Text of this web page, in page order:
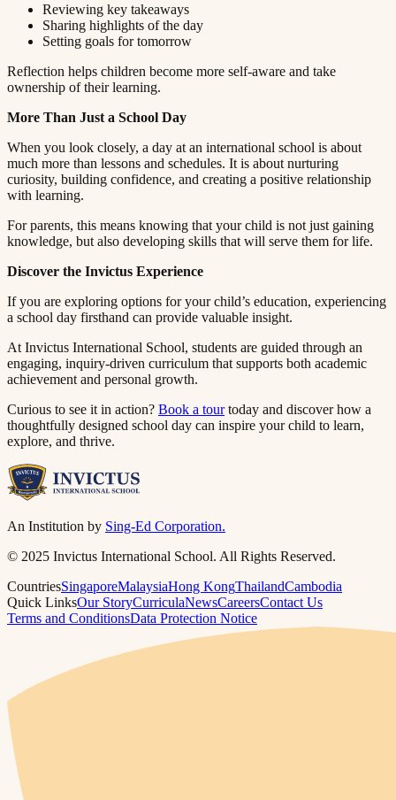
Reviewing key takeaways​​​​‌ ‍ ​‍​‍‌‍ ‌ ​‍‌‍‍‌‌‍‌ ‌‍‍‌‌‍ ‍​‍​‍​ ‍‍​‍​‍‌ ​ ‌‍​‌‌‍ ‍‌‍‍‌‌ ‌​‌ ‍‌​‍ ‍‌‍‍‌‌‍ ​‍​‍​‍ ​​‍​‍‌‍‍​‌ ​‍‌‍‌‌‌‍‌‍​‍​‍​ ‍‍​‍​‍​‍ ‌ ​ ‌ ‌​‌ ‌‌‌‍‌​‌‍‍‌‌‍ ​‍ ‌‍‍‌‌‍ ‍‌ ‌​‌‍‌‌‌‍ ‍‌ ‌​​‍ ‌‍‌‌‌‍‌​‌‍‍‌‌ ‌​​‍ ‌‍ ‌‌‍ ‌‍‌​‌‍‌‌​ ‌‌ ​​‌ ​‍‌‍‌‌‌ ​ ‌‍‌‌‌‍ ‍‌ ‌​‌‍​‌‌ ‌​‌‍‍‌‌‍ ‌‍ ‍​ ‍ ‌‍‍‌‌‍‌​​ ‌​ ‌‍‌‍‌​​ ‌ ‌‍​ ​ ​‍‌‍‌‍​ ‍‌​ ​‍​‍ ‌​ ‌‍​ ‌ ​ ​‌​ ‌‌​‍ ‌​ ‌​​ ​‌‌‍‌‌​ ​‍​‍ ‌​ ‍​​ ‌ ‌‍‌‌​ ‌‌​‍ ‌‌‍‌‍‌‍‌‌‌‍‌‍‌‍​‍​ ‍‌‌‍​‍​ ​​​ ‌ ‌‍‌‌‌‍​ ​ ‍​​ ‌‍​ ‍ ‌ ‌​‌ ‍‌‌ ​​‌‍‌‌​ ‌‌‍ ‍‌‍‌‌‌ ‌ ‌ ​ ​ ‍ ‌ ​​‌‍​‌‌ ‌​‌‍‍​​ ‌‌‍​ ‌‍ ‌‍ ‍‌ ‌​‌‍‌‌‌‍ ‍‌ ‌​​‍‌‌​ ‌‌‌​​‍‌‌ ‌‍‍ ‌‍‌‌‌ ‍‌​‍‌‌​ ​ ‌​‌​​‍‌‌​ ​ ‌​‌​​‍‌‌​ ​‍​ ​‍‌‍​‍​ ​ ‌‍‌​​ ‌​‌‍​‍​ ‌‍‌‍​‌‌‍​ ​ ‌ ​ ‌‍​ ‍‌​ ​‍​‍‌‌​ ​‍​ ​‍​‍‌‌​ ‌‌‌​‌​​‍ ‍‌‍​ ‌‍‍​‌‍‍‌‌‍ ​‌‍‌​‌ ​‍‌‍‌‌‌‍ ‍​‍‌‌​ ‌‌‌​​‍‌‌ ‌‍‍ ‌‍‌‌‌ ‍‌​‍‌‌​ ​ ‌​‌​​‍‌‌​ ​ ‌​‌​​‍‌‌​ ​‍​ ​‍​ ‌​‌‍​‌​ ‍‌‌‍​‍​ ​​‌‍‌‌​ ​‌​ ‌ ​ ‍‌​ ​‍​ ‌​​ ​‍​‍‌‌​ ​‍​ ​‍​‍‌‌​ ‌‌‌​‌​​‍ ‍‌ ‌​‌‍‌‌‌ ‍​‌ ‌​​ ‌‍​‍‌‍​‌‌ ​ ‌‍‌‌‌‌‌‌‌ ​‍‌‍ ​​ ‌​‍‌‌​ ​‍‌​‌‍‌ ​ ‌ ‌​‌ ‌‌‌‍‌​‌‍‍‌‌‍ ​‍‌‍‌‍‍‌‌‍‌​​ ‌​ ‌‍‌‍‌​​ ‌ ‌‍​ ​ ​‍‌‍‌‍​ ‍‌​ ​‍​‍ ‌​ ‌‍​ ‌ ​ ​‌​ ‌‌​‍ ‌​ ‌​​ ​‌‌‍‌‌​ ​‍​‍ ‌​ ‍​​ ‌ ‌‍‌‌​ ‌‌​‍ ‌‌‍‌‍‌‍‌‌‌‍‌‍‌‍​‍​ ‍‌‌‍​‍​ ​​​ ‌ ‌‍‌‌‌‍​ ​ ‍​​ ‌‍​‍‌‍‌ ‌​‌ ‍‌‌ ​​‌‍‌‌​ ‌‌‍ ‍‌‍‌‌‌ ‌ ‌ ​ ​‍‌‍‌ ​​‌‍​‌‌ ‌​‌‍‍​​ ‌‌‍​ ‌‍ ‌‍ ‍‌ ‌​‌‍‌‌‌‍ ‍‌ ‌​​‍‌‌​ ‌‌‌​​‍‌‌ ‌‍‍ ‌‍‌‌‌ ‍‌​‍‌‌​ ​ ‌​‌​​‍‌‌​ ​ ‌​‌​​‍‌‌​ ​‍​ ​‍‌‍​‍​ ​ ‌‍‌​​ ‌​‌‍​‍​ ‌‍‌‍​‌‌‍​ ​ ‌ ​ ‌‍​ ‍‌​ ​‍​‍‌‌​ ​‍​ ​‍​‍‌‌​ ‌‌‌​‌​​‍ ‍‌‍​ ‌‍‍​‌‍‍‌‌‍ ​‌‍‌​‌ ​‍‌‍‌‌‌‍ ‍​‍‌‌​ ‌‌‌​​‍‌‌ ‌‍‍ ‌‍‌‌‌ ‍‌​‍‌‌​ ​ ‌​‌​​‍‌‌​ ​ ‌​‌​​‍‌‌​ ​‍​ ​‍​ ‌​‌‍​‌​ ‍‌‌‍​‍​ ​​‌‍‌‌​ ​‌​ ‌ ​ ‍‌​ ​‍​ ‌​​ ​‍​‍‌‌​ ​‍​ ​‍​‍‌‌​ ‌‌‌​‌​​‍ ‍‌ ‌​‌‍‌‌‌ ‍​‌ ‌​​‍‌‍‌ ​​‌‍‌‌‌ ​‍‌ ​ ‌ ​​‌‍‌‌‌‍​ ‌ ‌​‌‍‍‌‌ ‌‍‌‍‌‌​ ‌‌ ​​‌ ‌‌‌‍​‍‌‍ ​‌‍‍‌‌ ​ ‌‍‍​‌‍‌‌‌‍‌​​‍​‍‌ ‌
Sharing highlights of the day​​​​‌ ‍ ​‍​‍‌‍ ‌ ​‍‌‍‍‌‌‍‌ ‌‍‍‌‌‍ ‍​‍​‍​ ‍‍​‍​‍‌ ​ ‌‍​‌‌‍ ‍‌‍‍‌‌ ‌​‌ ‍‌​‍ ‍‌‍‍‌‌‍ ​‍​‍​‍ ​​‍​‍‌‍‍​‌ ​‍‌‍‌‌‌‍‌‍​‍​‍​ ‍‍​‍​‍​‍ ‌ ​ ‌ ‌​‌ ‌‌‌‍‌​‌‍‍‌‌‍ ​‍ ‌‍‍‌‌‍ ‍‌ ‌​‌‍‌‌‌‍ ‍‌ ‌​​‍ ‌‍‌‌‌‍‌​‌‍‍‌‌ ‌​​‍ ‌‍ ‌‌‍ ‌‍‌​‌‍‌‌​ ‌‌ ​​‌ ​‍‌‍‌‌‌ ​ ‌‍‌‌‌‍ ‍‌ ‌​‌‍​‌‌ ‌​‌‍‍‌‌‍ ‌‍ ‍​ ‍ ‌‍‍‌‌‍‌​​ ‌​ ‌‍‌‍‌​​ ‌ ‌‍​ ​ ​‍‌‍‌‍​ ‍‌​ ​‍​‍ ‌​ ‌‍​ ‌ ​ ​‌​ ‌‌​‍ ‌​ ‌​​ ​‌‌‍‌‌​ ​‍​‍ ‌​ ‍​​ ‌ ‌‍‌‌​ ‌‌​‍ ‌‌‍‌‍‌‍‌‌‌‍‌‍‌‍​‍​ ‍‌‌‍​‍​ ​​​ ‌ ‌‍‌‌‌‍​ ​ ‍​​ ‌‍​ ‍ ‌ ‌​‌ ‍‌‌ ​​‌‍‌‌​ ‌‌‍ ‍‌‍‌‌‌ ‌ ‌ ​ ​ ‍ ‌ ​​‌‍​‌‌ ‌​‌‍‍​​ ‌‌‍​ ‌‍ ‌‍ ‍‌ ‌​‌‍‌‌‌‍ ‍‌ ‌​​‍‌‌​ ‌‌‌​​‍‌‌ ‌‍‍ ‌‍‌‌‌ ‍‌​‍‌‌​ ​ ‌​‌​​‍‌‌​ ​ ‌​‌​​‍‌‌​ ​‍​ ​‍‌‍​ ‌‍​‍​ ‌ ‌‍‌‍‌‍‌​​ ​ ​ ‍​​ ‍‌​ ‌​​ ‍​​ ‍​​ ​​​‍‌‌​ ​‍​ ​‍​‍‌‌​ ‌‌‌​‌​​‍ ‍‌‍​ ‌‍‍​‌‍‍‌‌‍ ​‌‍‌​‌ ​‍‌‍‌‌‌‍ ‍​‍‌‌​ ‌‌‌​​‍‌‌ ‌‍‍ ‌‍‌‌‌ ‍‌​‍‌‌​ ​ ‌​‌​​‍‌‌​ ​ ‌​‌​​‍‌‌​ ​‍​ ​‍​ ​ ​ ‌​‌‍‌​​ ‌​‌‍​‍‌‍‌‍​ ​​​ ‍‌‌‍‌‍​ ​ ‌‍‌​‌‍​‍​‍‌‌​ ​‍​ ​‍​‍‌‌​ ‌‌‌​‌​​‍ ‍‌ ‌​‌‍‌‌‌ ‍​‌ ‌​​ ‌‍​‍‌‍​‌‌ ​ ‌‍‌‌‌‌‌‌‌ ​‍‌‍ ​​ ‌​‍‌‌​ ​‍‌​‌‍‌ ​ ‌ ‌​‌ ‌‌‌‍‌​‌‍‍‌‌‍ ​‍‌‍‌‍‍‌‌‍‌​​ ‌​ ‌‍‌‍‌​​ ‌ ‌‍​ ​ ​‍‌‍‌‍​ ‍‌​ ​‍​‍ ‌​ ‌‍​ ‌ ​ ​‌​ ‌‌​‍ ‌​ ‌​​ ​‌‌‍‌‌​ ​‍​‍ ‌​ ‍​​ ‌ ‌‍‌‌​ ‌‌​‍ ‌‌‍‌‍‌‍‌‌‌‍‌‍‌‍​‍​ ‍‌‌‍​‍​ ​​​ ‌ ‌‍‌‌‌‍​ ​ ‍​​ ‌‍​‍‌‍‌ ‌​‌ ‍‌‌ ​​‌‍‌‌​ ‌‌‍ ‍‌‍‌‌‌ ‌ ‌ ​ ​‍‌‍‌ ​​‌‍​‌‌ ‌​‌‍‍​​ ‌‌‍​ ‌‍ ‌‍ ‍‌ ‌​‌‍‌‌‌‍ ‍‌ ‌​​‍‌‌​ ‌‌‌​​‍‌‌ ‌‍‍ ‌‍‌‌‌ ‍‌​‍‌‌​ ​ ‌​‌​​‍‌‌​ ​ ‌​‌​​‍‌‌​ ​‍​ ​‍‌‍​ ‌‍​‍​ ‌ ‌‍‌‍‌‍‌​​ ​ ​ ‍​​ ‍‌​ ‌​​ ‍​​ ‍​​ ​​​‍‌‌​ ​‍​ ​‍​‍‌‌​ ‌‌‌​‌​​‍ ‍‌‍​ ‌‍‍​‌‍‍‌‌‍ ​‌‍‌​‌ ​‍‌‍‌‌‌‍ ‍​‍‌‌​ ‌‌‌​​‍‌‌ ‌‍‍ ‌‍‌‌‌ ‍‌​‍‌‌​ ​ ‌​‌​​‍‌‌​ ​ ‌​‌​​‍‌‌​ ​‍​ ​‍​ ​ ​ ‌​‌‍‌​​ ‌​‌‍​‍‌‍‌‍​ ​​​ ‍‌‌‍‌‍​ ​ ‌‍‌​‌‍​‍​‍‌‌​ ​‍​ ​‍​‍‌‌​ ‌‌‌​‌​​‍ ‍‌ ‌​‌‍‌‌‌ ‍​‌ ‌​​‍‌‍‌ ​​‌‍‌‌‌ ​‍‌ ​ ‌ ​​‌‍‌‌‌‍​ ‌ ‌​‌‍‍‌‌ ‌‍‌‍‌‌​ ‌‌ ​​‌ ‌‌‌‍​‍‌‍ ​‌‍‍‌‌ ​ ‌‍‍​‌‍‌‌‌‍‌​​‍​‍‌ ‌
Setting goals for tomorrow​​​​‌ ‍ ​‍​‍‌‍ ‌ ​‍‌‍‍‌‌‍‌ ‌‍‍‌‌‍ ‍​‍​‍​ ‍‍​‍​‍‌ ​ ‌‍​‌‌‍ ‍‌‍‍‌‌ ‌​‌ ‍‌​‍ ‍‌‍‍‌‌‍ ​‍​‍​‍ ​​‍​‍‌‍‍​‌ ​‍‌‍‌‌‌‍‌‍​‍​‍​ ‍‍​‍​‍​‍ ‌ ​ ‌ ‌​‌ ‌‌‌‍‌​‌‍‍‌‌‍ ​‍ ‌‍‍‌‌‍ ‍‌ ‌​‌‍‌‌‌‍ ‍‌ ‌​​‍ ‌‍‌‌‌‍‌​‌‍‍‌‌ ‌​​‍ ‌‍ ‌‌‍ ‌‍‌​‌‍‌‌​ ‌‌ ​​‌ ​‍‌‍‌‌‌ ​ ‌‍‌‌‌‍ ‍‌ ‌​‌‍​‌‌ ‌​‌‍‍‌‌‍ ‌‍ ‍​ ‍ ‌‍‍‌‌‍‌​​ ‌​ ‌‍‌‍‌​​ ‌ ‌‍​ ​ ​‍‌‍‌‍​ ‍‌​ ​‍​‍ ‌​ ‌‍​ ‌ ​ ​‌​ ‌‌​‍ ‌​ ‌​​ ​‌‌‍‌‌​ ​‍​‍ ‌​ ‍​​ ‌ ‌‍‌‌​ ‌‌​‍ ‌‌‍‌‍‌‍‌‌‌‍‌‍‌‍​‍​ ‍‌‌‍​‍​ ​​​ ‌ ‌‍‌‌‌‍​ ​ ‍​​ ‌‍​ ‍ ‌ ‌​‌ ‍‌‌ ​​‌‍‌‌​ ‌‌‍ ‍‌‍‌‌‌ ‌ ‌ ​ ​ ‍ ‌ ​​‌‍​‌‌ ‌​‌‍‍​​ ‌‌‍​ ‌‍ ‌‍ ‍‌ ‌​‌‍‌‌‌‍ ‍‌ ‌​​‍‌‌​ ‌‌‌​​‍‌‌ ‌‍‍ ‌‍‌‌‌ ‍‌​‍‌‌​ ​ ‌​‌​​‍‌‌​ ​ ‌​‌​​‍‌‌​ ​‍​ ​‍​ ‌​‌‍​‌‌‍​‍‌‍‌​​ ​ ​ ‌‌​ ‌‌​ ​ ​ ​​​ ‌ ‌‍​‍‌‍‌‍​‍‌‌​ ​‍​ ​‍​‍‌‌​ ‌‌‌​‌​​‍ ‍‌‍​ ‌‍‍​‌‍‍‌‌‍ ​‌‍‌​‌ ​‍‌‍‌‌‌‍ ‍​‍‌‌​ ‌‌‌​​‍‌‌ ‌‍‍ ‌‍‌‌‌ ‍‌​‍‌‌​ ​ ‌​‌​​‍‌‌​ ​ ‌​‌​​‍‌‌​ ​‍​ ​‍‌‍‌‍​ ‍‌​ ‌‌‌‍‌‍​ ‍​​ ​​​ ​​​ ​‌‌‍​‍‌‍‌‍‌‍‌‍‌‍‌​​‍‌‌​ ​‍​ ​‍​‍‌‌​ ‌‌‌​‌​​‍ ‍‌ ‌​‌‍‌‌‌ ‍​‌ ‌​​ ‌‍​‍‌‍​‌‌ ​ ‌‍‌‌‌‌‌‌‌ ​‍‌‍ ​​ ‌​‍‌‌​ ​‍‌​‌‍‌ ​ ‌ ‌​‌ ‌‌‌‍‌​‌‍‍‌‌‍ ​‍‌‍‌‍‍‌‌‍‌​​ ‌​ ‌‍‌‍‌​​ ‌ ‌‍​ ​ ​‍‌‍‌‍​ ‍‌​ ​‍​‍ ‌​ ‌‍​ ‌ ​ ​‌​ ‌‌​‍ ‌​ ‌​​ ​‌‌‍‌‌​ ​‍​‍ ‌​ ‍​​ ‌ ‌‍‌‌​ ‌‌​‍ ‌‌‍‌‍‌‍‌‌‌‍‌‍‌‍​‍​ ‍‌‌‍​‍​ ​​​ ‌ ‌‍‌‌‌‍​ ​ ‍​​ ‌‍​‍‌‍‌ ‌​‌ ‍‌‌ ​​‌‍‌‌​ ‌‌‍ ‍‌‍‌‌‌ ‌ ‌ ​ ​‍‌‍‌ ​​‌‍​‌‌ ‌​‌‍‍​​ ‌‌‍​ ‌‍ ‌‍ ‍‌ ‌​‌‍‌‌‌‍ ‍‌ ‌​​‍‌‌​ ‌‌‌​​‍‌‌ ‌‍‍ ‌‍‌‌‌ ‍‌​‍‌‌​ ​ ‌​‌​​‍‌‌​ ​ ‌​‌​​‍‌‌​ ​‍​ ​‍​ ‌​‌‍​‌‌‍​‍‌‍‌​​ ​ ​ ‌‌​ ‌‌​ ​ ​ ​​​ ‌ ‌‍​‍‌‍‌‍​‍‌‌​ ​‍​ ​‍​‍‌‌​ ‌‌‌​‌​​‍ ‍‌‍​ ‌‍‍​‌‍‍‌‌‍ ​‌‍‌​‌ ​‍‌‍‌‌‌‍ ‍​‍‌‌​ ‌‌‌​​‍‌‌ ‌‍‍ ‌‍‌‌‌ ‍‌​‍‌‌​ ​ ‌​‌​​‍‌‌​ ​ ‌​‌​​‍‌‌​ ​‍​ ​‍‌‍‌‍​ ‍‌​ ‌‌‌‍‌‍​ ‍​​ ​​​ ​​​ ​‌‌‍​‍‌‍‌‍‌‍‌‍‌‍‌​​‍‌‌​ ​‍​ ​‍​‍‌‌​ ‌‌‌​‌​​‍ ‍‌ ‌​‌‍‌‌‌ ‍​‌ ‌​​‍‌‍‌ ​​‌‍‌‌‌ ​‍‌ ​ ‌ ​​‌‍‌‌‌‍​ ‌ ‌​‌‍‍‌‌ ‌‍‌‍‌‌​ ‌‌ ​​‌ ‌‌‌‍​‍‌‍ ​‌‍‍‌‌ ​ ‌‍‍​‌‍‌‌‌‍‌​​‍​‍‌ ‌
Reflection helps children become more self-aware and take
ownership of their learning.​​​​‌ ‍ ​‍​‍‌‍ ‌ ​‍‌‍‍‌‌‍‌ ‌‍‍‌‌‍ ‍​‍​‍​ ‍‍​‍​‍‌ ​ ‌‍​‌‌‍ ‍‌‍‍‌‌ ‌​‌ ‍‌​‍ ‍‌‍‍‌‌‍ ​‍​‍​‍ ​​‍​‍‌‍‍​‌ ​‍‌‍‌‌‌‍‌‍​‍​‍​ ‍‍​‍​‍​‍ ‌ ​ ‌ ‌​‌ ‌‌‌‍‌​‌‍‍‌‌‍ ​‍ ‌‍‍‌‌‍ ‍‌ ‌​‌‍‌‌‌‍ ‍‌ ‌​​‍ ‌‍‌‌‌‍‌​‌‍‍‌‌ ‌​​‍ ‌‍ ‌‌‍ ‌‍‌​‌‍‌‌​ ‌‌ ​​‌ ​‍‌‍‌‌‌ ​ ‌‍‌‌‌‍ ‍‌ ‌​‌‍​‌‌ ‌​‌‍‍‌‌‍ ‌‍ ‍​ ‍ ‌‍‍‌‌‍‌​​ ‌​ ‌‍‌‍‌​​ ‌ ‌‍​ ​ ​‍‌‍‌‍​ ‍‌​ ​‍​‍ ‌​ ‌‍​ ‌ ​ ​‌​ ‌‌​‍ ‌​ ‌​​ ​‌‌‍‌‌​ ​‍​‍ ‌​ ‍​​ ‌ ‌‍‌‌​ ‌‌​‍ ‌‌‍‌‍‌‍‌‌‌‍‌‍‌‍​‍​ ‍‌‌‍​‍​ ​​​ ‌ ‌‍‌‌‌‍​ ​ ‍​​ ‌‍​ ‍ ‌ ‌​‌ ‍‌‌ ​​‌‍‌‌​ ‌‌‍ ‍‌‍‌‌‌ ‌ ‌ ​ ​ ‍ ‌ ​​‌‍​‌‌ ‌​‌‍‍​​ ‌‌‍​ ‌‍ ‌‍ ‍‌ ‌​‌‍‌‌‌‍ ‍‌ ‌​​‍‌‌​ ‌‌‌​​‍‌‌ ‌‍‍ ‌‍‌‌‌ ‍‌​‍‌‌​ ​ ‌​‌​​‍‌‌​ ​ ‌​‌​​‍‌‌​ ​‍​ ​‍‌‍​ ​ ‍‌​ ‌ ‌‍​‌‌‍​‌​ ‌‌‌‍​ ‌‍​ ‌‍​‍‌‍​‍​ ‍​​ ​ ​‍‌‌​ ​‍​ ​‍​‍‌‌​ ‌‌‌​‌​​‍ ‍‌‍​ ‌‍‍​‌‍‍‌‌‍ ​‌‍‌​‌ ​‍‌‍‌‌‌‍ ‍​‍‌‌​ ‌‌‌​​‍‌‌ ‌‍‍ ‌‍‌‌‌ ‍‌​‍‌‌​ ​ ‌​‌​​‍‌‌​ ​ ‌​‌​​‍‌‌​ ​‍​ ​‍‌‍​‍​ ​​‌‍​‌​ ​‌​ ‍‌​ ‌ ​ ‌ ​ ‌​​ ‌‍‌‍​‌​ ​​​ ​ ​‍‌‌​ ​‍​ ​‍​‍‌‌​ ‌‌‌​‌​​‍ ‍‌ ‌​‌‍‌‌‌ ‍​‌ ‌​​ ‌‍​‍‌‍​‌‌ ​ ‌‍‌‌‌‌‌‌‌ ​‍‌‍ ​​ ‌​‍‌‌​ ​‍‌​‌‍‌ ​ ‌ ‌​‌ ‌‌‌‍‌​‌‍‍‌‌‍ ​‍‌‍‌‍‍‌‌‍‌​​ ‌​ ‌‍‌‍‌​​ ‌ ‌‍​ ​ ​‍‌‍‌‍​ ‍‌​ ​‍​‍ ‌​ ‌‍​ ‌ ​ ​‌​ ‌‌​‍ ‌​ ‌​​ ​‌‌‍‌‌​ ​‍​‍ ‌​ ‍​​ ‌ ‌‍‌‌​ ‌‌​‍ ‌‌‍‌‍‌‍‌‌‌‍‌‍‌‍​‍​ ‍‌‌‍​‍​ ​​​ ‌ ‌‍‌‌‌‍​ ​ ‍​​ ‌‍​‍‌‍‌ ‌​‌ ‍‌‌ ​​‌‍‌‌​ ‌‌‍ ‍‌‍‌‌‌ ‌ ‌ ​ ​‍‌‍‌ ​​‌‍​‌‌ ‌​‌‍‍​​ ‌‌‍​ ‌‍ ‌‍ ‍‌ ‌​‌‍‌‌‌‍ ‍‌ ‌​​‍‌‌​ ‌‌‌​​‍‌‌ ‌‍‍ ‌‍‌‌‌ ‍‌​‍‌‌​ ​ ‌​‌​​‍‌‌​ ​ ‌​‌​​‍‌‌​ ​‍​ ​‍‌‍​ ​ ‍‌​ ‌ ‌‍​‌‌‍​‌​ ‌‌‌‍​ ‌‍​ ‌‍​‍‌‍​‍​ ‍​​ ​ ​‍‌‌​ ​‍​ ​‍​‍‌‌​ ‌‌‌​‌​​‍ ‍‌‍​ ‌‍‍​‌‍‍‌‌‍ ​‌‍‌​‌ ​‍‌‍‌‌‌‍ ‍​‍‌‌​ ‌‌‌​​‍‌‌ ‌‍‍ ‌‍‌‌‌ ‍‌​‍‌‌​ ​ ‌​‌​​‍‌‌​ ​ ‌​‌​​‍‌‌​ ​‍​ ​‍‌‍​‍​ ​​‌‍​‌​ ​‌​ ‍‌​ ‌ ​ ‌ ​ ‌​​ ‌‍‌‍​‌​ ​​​ ​ ​‍‌‌​ ​‍​ ​‍​‍‌‌​ ‌‌‌​‌​​‍ ‍‌ ‌​‌‍‌‌‌ ‍​‌ ‌​​‍‌‍‌ ​​‌‍‌‌‌ ​‍‌ ​ ‌ ​​‌‍‌‌‌‍​ ‌ ‌​‌‍‍‌‌ ‌‍‌‍‌‌​ ‌‌ ​​‌ ‌‌‌‍​‍‌‍ ​‌‍‍‌‌ ​ ‌‍‍​‌‍‌‌‌‍‌​​‍​‍‌ ‌
More Than Just a School Day​​​​‌ ‍ ​‍​‍‌‍ ‌ ​‍‌‍‍‌‌‍‌ ‌‍‍‌‌‍ ‍​‍​‍​ ‍‍​‍​‍‌ ​ ‌‍​‌‌‍ ‍‌‍‍‌‌ ‌​‌ ‍‌​‍ ‍‌‍‍‌‌‍ ​‍​‍​‍ ​​‍​‍‌‍‍​‌ ​‍‌‍‌‌‌‍‌‍​‍​‍​ ‍‍​‍​‍​‍ ‌ ​ ‌ ‌​‌ ‌‌‌‍‌​‌‍‍‌‌‍ ​‍ ‌‍‍‌‌‍ ‍‌ ‌​‌‍‌‌‌‍ ‍‌ ‌​​‍ ‌‍‌‌‌‍‌​‌‍‍‌‌ ‌​​‍ ‌‍ ‌‌‍ ‌‍‌​‌‍‌‌​ ‌‌ ​​‌ ​‍‌‍‌‌‌ ​ ‌‍‌‌‌‍ ‍‌ ‌​‌‍​‌‌ ‌​‌‍‍‌‌‍ ‌‍ ‍​ ‍ ‌‍‍‌‌‍‌​​ ‌​ ‌‍‌‍‌​​ ‌ ‌‍​ ​ ​‍‌‍‌‍​ ‍‌​ ​‍​‍ ‌​ ‌‍​ ‌ ​ ​‌​ ‌‌​‍ ‌​ ‌​​ ​‌‌‍‌‌​ ​‍​‍ ‌​ ‍​​ ‌ ‌‍‌‌​ ‌‌​‍ ‌‌‍‌‍‌‍‌‌‌‍‌‍‌‍​‍​ ‍‌‌‍​‍​ ​​​ ‌ ‌‍‌‌‌‍​ ​ ‍​​ ‌‍​ ‍ ‌ ‌​‌ ‍‌‌ ​​‌‍‌‌​ ‌‌‍ ‍‌‍‌‌‌ ‌ ‌ ​ ​ ‍ ‌ ​​‌‍​‌‌ ‌​‌‍‍​​ ‌‌‍​ ‌‍ ‌‍ ‍‌ ‌​‌‍‌‌‌‍ ‍‌ ‌​​‍‌‌​ ‌‌‌​​‍‌‌ ‌‍‍ ‌‍‌‌‌ ‍‌​‍‌‌​ ​ ‌​‌​​‍‌‌​ ​ ‌​‌​​‍‌‌​ ​‍​ ​‍‌‍​‍‌‍​‍‌‍​‌‌‍​‍​ ‌‌‌‍​ ​ ‌‍​ ​​​ ‌‍​ ‌​‌‍​‌​ ​‌​‍‌‌​ ​‍​ ​‍​‍‌‌​ ‌‌‌​‌​​‍ ‍‌‍​ ‌‍‍​‌‍‍‌‌‍ ​‌‍‌​‌ ​‍‌‍‌‌‌‍ ‍​‍‌‌​ ‌‌‌​​‍‌‌ ‌‍‍ ‌‍‌‌‌ ‍‌​‍‌‌​ ​ ‌​‌​​‍‌‌​ ​ ‌​‌​​‍‌‌​ ​‍​ ​‍​ ‌‍‌‍‌​​ ‌​​ ‍‌​ ‌‍​ ​‍‌‍‌​‌‍​‍‌‍​‍​ ‌​‌‍​‍​ ‌ ​‍‌‌​ ​‍​ ​‍​‍‌‌​ ‌‌‌​‌​​‍ ‍‌ ‌​‌‍‌‌‌ ‍​‌ ‌​​ ‌‍​‍‌‍​‌‌ ​ ‌‍‌‌‌‌‌‌‌ ​‍‌‍ ​​ ‌​‍‌‌​ ​‍‌​‌‍‌ ​ ‌ ‌​‌ ‌‌‌‍‌​‌‍‍‌‌‍ ​‍‌‍‌‍‍‌‌‍‌​​ ‌​ ‌‍‌‍‌​​ ‌ ‌‍​ ​ ​‍‌‍‌‍​ ‍‌​ ​‍​‍ ‌​ ‌‍​ ‌ ​ ​‌​ ‌‌​‍ ‌​ ‌​​ ​‌‌‍‌‌​ ​‍​‍ ‌​ ‍​​ ‌ ‌‍‌‌​ ‌‌​‍ ‌‌‍‌‍‌‍‌‌‌‍‌‍‌‍​‍​ ‍‌‌‍​‍​ ​​​ ‌ ‌‍‌‌‌‍​ ​ ‍​​ ‌‍​‍‌‍‌ ‌​‌ ‍‌‌ ​​‌‍‌‌​ ‌‌‍ ‍‌‍‌‌‌ ‌ ‌ ​ ​‍‌‍‌ ​​‌‍​‌‌ ‌​‌‍‍​​ ‌‌‍​ ‌‍ ‌‍ ‍‌ ‌​‌‍‌‌‌‍ ‍‌ ‌​​‍‌‌​ ‌‌‌​​‍‌‌ ‌‍‍ ‌‍‌‌‌ ‍‌​‍‌‌​ ​ ‌​‌​​‍‌‌​ ​ ‌​‌​​‍‌‌​ ​‍​ ​‍‌‍​‍‌‍​‍‌‍​‌‌‍​‍​ ‌‌‌‍​ ​ ‌‍​ ​​​ ‌‍​ ‌​‌‍​‌​ ​‌​‍‌‌​ ​‍​ ​‍​‍‌‌​ ‌‌‌​‌​​‍ ‍‌‍​ ‌‍‍​‌‍‍‌‌‍ ​‌‍‌​‌ ​‍‌‍‌‌‌‍ ‍​‍‌‌​ ‌‌‌​​‍‌‌ ‌‍‍ ‌‍‌‌‌ ‍‌​‍‌‌​ ​ ‌​‌​​‍‌‌​ ​ ‌​‌​​‍‌‌​ ​‍​ ​‍​ ‌‍‌‍‌​​ ‌​​ ‍‌​ ‌‍​ ​‍‌‍‌​‌‍​‍‌‍​‍​ ‌​‌‍​‍​ ‌ ​‍‌‌​ ​‍​ ​‍​‍‌‌​ ‌‌‌​‌​​‍ ‍‌ ‌​‌‍‌‌‌ ‍​‌ ‌​​‍‌‍‌ ​​‌‍‌‌‌ ​‍‌ ​ ‌ ​​‌‍‌‌‌‍​ ‌ ‌​‌‍‍‌‌ ‌‍‌‍‌‌​ ‌‌ ​​‌ ‌‌‌‍​‍‌‍ ​‌‍‍‌‌ ​ ‌‍‍​‌‍‌‌‌‍‌​​‍​‍‌ ‌
When you look closely, a day at an international school is about
much more than lessons and schedules. It is about nurturing
curiosity, building confidence, and creating a positive relationship
with learning.​​​​‌ ‍ ​‍​‍‌‍ ‌ ​‍‌‍‍‌‌‍‌ ‌‍‍‌‌‍ ‍​‍​‍​ ‍‍​‍​‍‌ ​ ‌‍​‌‌‍ ‍‌‍‍‌‌ ‌​‌ ‍‌​‍ ‍‌‍‍‌‌‍ ​‍​‍​‍ ​​‍​‍‌‍‍​‌ ​‍‌‍‌‌‌‍‌‍​‍​‍​ ‍‍​‍​‍​‍ ‌ ​ ‌ ‌​‌ ‌‌‌‍‌​‌‍‍‌‌‍ ​‍ ‌‍‍‌‌‍ ‍‌ ‌​‌‍‌‌‌‍ ‍‌ ‌​​‍ ‌‍‌‌‌‍‌​‌‍‍‌‌ ‌​​‍ ‌‍ ‌‌‍ ‌‍‌​‌‍‌‌​ ‌‌ ​​‌ ​‍‌‍‌‌‌ ​ ‌‍‌‌‌‍ ‍‌ ‌​‌‍​‌‌ ‌​‌‍‍‌‌‍ ‌‍ ‍​ ‍ ‌‍‍‌‌‍‌​​ ‌​ ‌‍‌‍‌​​ ‌ ‌‍​ ​ ​‍‌‍‌‍​ ‍‌​ ​‍​‍ ‌​ ‌‍​ ‌ ​ ​‌​ ‌‌​‍ ‌​ ‌​​ ​‌‌‍‌‌​ ​‍​‍ ‌​ ‍​​ ‌ ‌‍‌‌​ ‌‌​‍ ‌‌‍‌‍‌‍‌‌‌‍‌‍‌‍​‍​ ‍‌‌‍​‍​ ​​​ ‌ ‌‍‌‌‌‍​ ​ ‍​​ ‌‍​ ‍ ‌ ‌​‌ ‍‌‌ ​​‌‍‌‌​ ‌‌‍ ‍‌‍‌‌‌ ‌ ‌ ​ ​ ‍ ‌ ​​‌‍​‌‌ ‌​‌‍‍​​ ‌‌‍​ ‌‍ ‌‍ ‍‌ ‌​‌‍‌‌‌‍ ‍‌ ‌​​‍‌‌​ ‌‌‌​​‍‌‌ ‌‍‍ ‌‍‌‌‌ ‍‌​‍‌‌​ ​ ‌​‌​​‍‌‌​ ​ ‌​‌​​‍‌‌​ ​‍​ ​‍​ ‌‌​ ‌‌​ ​‍​ ​‍​ ​‌​ ‌​​ ‌‍‌‍‌​​ ‌ ​ ​‍​ ​ ​ ‌‍​‍‌‌​ ​‍​ ​‍​‍‌‌​ ‌‌‌​‌​​‍ ‍‌‍​ ‌‍‍​‌‍‍‌‌‍ ​‌‍‌​‌ ​‍‌‍‌‌‌‍ ‍​‍‌‌​ ‌‌‌​​‍‌‌ ‌‍‍ ‌‍‌‌‌ ‍‌​‍‌‌​ ​ ‌​‌​​‍‌‌​ ​ ‌​‌​​‍‌‌​ ​‍​ ​‍​ ‍​​ ‌‌​ ‍‌​ ​‍​ ​ ‌‍‌​‌‍​ ​ ​ ​ ​​​ ​ ​ ‍​​ ​ ​‍‌‌​ ​‍​ ​‍​‍‌‌​ ‌‌‌​‌​​‍ ‍‌ ‌​‌‍‌‌‌ ‍​‌ ‌​​ ‌‍​‍‌‍​‌‌ ​ ‌‍‌‌‌‌‌‌‌ ​‍‌‍ ​​ ‌​‍‌‌​ ​‍‌​‌‍‌ ​ ‌ ‌​‌ ‌‌‌‍‌​‌‍‍‌‌‍ ​‍‌‍‌‍‍‌‌‍‌​​ ‌​ ‌‍‌‍‌​​ ‌ ‌‍​ ​ ​‍‌‍‌‍​ ‍‌​ ​‍​‍ ‌​ ‌‍​ ‌ ​ ​‌​ ‌‌​‍ ‌​ ‌​​ ​‌‌‍‌‌​ ​‍​‍ ‌​ ‍​​ ‌ ‌‍‌‌​ ‌‌​‍ ‌‌‍‌‍‌‍‌‌‌‍‌‍‌‍​‍​ ‍‌‌‍​‍​ ​​​ ‌ ‌‍‌‌‌‍​ ​ ‍​​ ‌‍​‍‌‍‌ ‌​‌ ‍‌‌ ​​‌‍‌‌​ ‌‌‍ ‍‌‍‌‌‌ ‌ ‌ ​ ​‍‌‍‌ ​​‌‍​‌‌ ‌​‌‍‍​​ ‌‌‍​ ‌‍ ‌‍ ‍‌ ‌​‌‍‌‌‌‍ ‍‌ ‌​​‍‌‌​ ‌‌‌​​‍‌‌ ‌‍‍ ‌‍‌‌‌ ‍‌​‍‌‌​ ​ ‌​‌​​‍‌‌​ ​ ‌​‌​​‍‌‌​ ​‍​ ​‍​ ‌‌​ ‌‌​ ​‍​ ​‍​ ​‌​ ‌​​ ‌‍‌‍‌​​ ‌ ​ ​‍​ ​ ​ ‌‍​‍‌‌​ ​‍​ ​‍​‍‌‌​ ‌‌‌​‌​​‍ ‍‌‍​ ‌‍‍​‌‍‍‌‌‍ ​‌‍‌​‌ ​‍‌‍‌‌‌‍ ‍​‍‌‌​ ‌‌‌​​‍‌‌ ‌‍‍ ‌‍‌‌‌ ‍‌​‍‌‌​ ​ ‌​‌​​‍‌‌​ ​ ‌​‌​​‍‌‌​ ​‍​ ​‍​ ‍​​ ‌‌​ ‍‌​ ​‍​ ​ ‌‍‌​‌‍​ ​ ​ ​ ​​​ ​ ​ ‍​​ ​ ​‍‌‌​ ​‍​ ​‍​‍‌‌​ ‌‌‌​‌​​‍ ‍‌ ‌​‌‍‌‌‌ ‍​‌ ‌​​‍‌‍‌ ​​‌‍‌‌‌ ​‍‌ ​ ‌ ​​‌‍‌‌‌‍​ ‌ ‌​‌‍‍‌‌ ‌‍‌‍‌‌​ ‌‌ ​​‌ ‌‌‌‍​‍‌‍ ​‌‍‍‌‌ ​ ‌‍‍​‌‍‌‌‌‍‌​​‍​‍‌ ‌
For parents, this means knowing that your child is not just gaining
knowledge, but also developing skills that will serve them for life.​​​​‌ ‍ ​‍​‍‌‍ ‌ ​‍‌‍‍‌‌‍‌ ‌‍‍‌‌‍ ‍​‍​‍​ ‍‍​‍​‍‌ ​ ‌‍​‌‌‍ ‍‌‍‍‌‌ ‌​‌ ‍‌​‍ ‍‌‍‍‌‌‍ ​‍​‍​‍ ​​‍​‍‌‍‍​‌ ​‍‌‍‌‌‌‍‌‍​‍​‍​ ‍‍​‍​‍​‍ ‌ ​ ‌ ‌​‌ ‌‌‌‍‌​‌‍‍‌‌‍ ​‍ ‌‍‍‌‌‍ ‍‌ ‌​‌‍‌‌‌‍ ‍‌ ‌​​‍ ‌‍‌‌‌‍‌​‌‍‍‌‌ ‌​​‍ ‌‍ ‌‌‍ ‌‍‌​‌‍‌‌​ ‌‌ ​​‌ ​‍‌‍‌‌‌ ​ ‌‍‌‌‌‍ ‍‌ ‌​‌‍​‌‌ ‌​‌‍‍‌‌‍ ‌‍ ‍​ ‍ ‌‍‍‌‌‍‌​​ ‌​ ‌‍‌‍‌​​ ‌ ‌‍​ ​ ​‍‌‍‌‍​ ‍‌​ ​‍​‍ ‌​ ‌‍​ ‌ ​ ​‌​ ‌‌​‍ ‌​ ‌​​ ​‌‌‍‌‌​ ​‍​‍ ‌​ ‍​​ ‌ ‌‍‌‌​ ‌‌​‍ ‌‌‍‌‍‌‍‌‌‌‍‌‍‌‍​‍​ ‍‌‌‍​‍​ ​​​ ‌ ‌‍‌‌‌‍​ ​ ‍​​ ‌‍​ ‍ ‌ ‌​‌ ‍‌‌ ​​‌‍‌‌​ ‌‌‍ ‍‌‍‌‌‌ ‌ ‌ ​ ​ ‍ ‌ ​​‌‍​‌‌ ‌​‌‍‍​​ ‌‌‍​ ‌‍ ‌‍ ‍‌ ‌​‌‍‌‌‌‍ ‍‌ ‌​​‍‌‌​ ‌‌‌​​‍‌‌ ‌‍‍ ‌‍‌‌‌ ‍‌​‍‌‌​ ​ ‌​‌​​‍‌‌​ ​ ‌​‌​​‍‌‌​ ​‍​ ​‍​ ​ ‌‍‌​​ ‍‌​ ‍​‌‍​ ‌‍‌​​ ‌ ​ ‌​​ ​‌​ ‍‌‌‍​‍​ ​‍​‍‌‌​ ​‍​ ​‍​‍‌‌​ ‌‌‌​‌​​‍ ‍‌‍​ ‌‍‍​‌‍‍‌‌‍ ​‌‍‌​‌ ​‍‌‍‌‌‌‍ ‍​‍‌‌​ ‌‌‌​​‍‌‌ ‌‍‍ ‌‍‌‌‌ ‍‌​‍‌‌​ ​ ‌​‌​​‍‌‌​ ​ ‌​‌​​‍‌‌​ ​‍​ ​‍‌‍​‌​ ​‌‌‍‌​‌‍​ ​ ​‍‌‍​‍‌‍‌​​ ​ ‌‍‌‌​ ​ ​ ‌​‌‍‌‍​‍‌‌​ ​‍​ ​‍​‍‌‌​ ‌‌‌​‌​​‍ ‍‌ ‌​‌‍‌‌‌ ‍​‌ ‌​​ ‌‍​‍‌‍​‌‌ ​ ‌‍‌‌‌‌‌‌‌ ​‍‌‍ ​​ ‌​‍‌‌​ ​‍‌​‌‍‌ ​ ‌ ‌​‌ ‌‌‌‍‌​‌‍‍‌‌‍ ​‍‌‍‌‍‍‌‌‍‌​​ ‌​ ‌‍‌‍‌​​ ‌ ‌‍​ ​ ​‍‌‍‌‍​ ‍‌​ ​‍​‍ ‌​ ‌‍​ ‌ ​ ​‌​ ‌‌​‍ ‌​ ‌​​ ​‌‌‍‌‌​ ​‍​‍ ‌​ ‍​​ ‌ ‌‍‌‌​ ‌‌​‍ ‌‌‍‌‍‌‍‌‌‌‍‌‍‌‍​‍​ ‍‌‌‍​‍​ ​​​ ‌ ‌‍‌‌‌‍​ ​ ‍​​ ‌‍​‍‌‍‌ ‌​‌ ‍‌‌ ​​‌‍‌‌​ ‌‌‍ ‍‌‍‌‌‌ ‌ ‌ ​ ​‍‌‍‌ ​​‌‍​‌‌ ‌​‌‍‍​​ ‌‌‍​ ‌‍ ‌‍ ‍‌ ‌​‌‍‌‌‌‍ ‍‌ ‌​​‍‌‌​ ‌‌‌​​‍‌‌ ‌‍‍ ‌‍‌‌‌ ‍‌​‍‌‌​ ​ ‌​‌​​‍‌‌​ ​ ‌​‌​​‍‌‌​ ​‍​ ​‍​ ​ ‌‍‌​​ ‍‌​ ‍​‌‍​ ‌‍‌​​ ‌ ​ ‌​​ ​‌​ ‍‌‌‍​‍​ ​‍​‍‌‌​ ​‍​ ​‍​‍‌‌​ ‌‌‌​‌​​‍ ‍‌‍​ ‌‍‍​‌‍‍‌‌‍ ​‌‍‌​‌ ​‍‌‍‌‌‌‍ ‍​‍‌‌​ ‌‌‌​​‍‌‌ ‌‍‍ ‌‍‌‌‌ ‍‌​‍‌‌​ ​ ‌​‌​​‍‌‌​ ​ ‌​‌​​‍‌‌​ ​‍​ ​‍‌‍​‌​ ​‌‌‍‌​‌‍​ ​ ​‍‌‍​‍‌‍‌​​ ​ ‌‍‌‌​ ​ ​ ‌​‌‍‌‍​‍‌‌​ ​‍​ ​‍​‍‌‌​ ‌‌‌​‌​​‍ ‍‌ ‌​‌‍‌‌‌ ‍​‌ ‌​​‍‌‍‌ ​​‌‍‌‌‌ ​‍‌ ​ ‌ ​​‌‍‌‌‌‍​ ‌ ‌​‌‍‍‌‌ ‌‍‌‍‌‌​ ‌‌ ​​‌ ‌‌‌‍​‍‌‍ ​‌‍‍‌‌ ​ ‌‍‍​‌‍‌‌‌‍‌​​‍​‍‌ ‌
Discover the Invictus Experience​​​​‌ ‍ ​‍​‍‌‍ ‌ ​‍‌‍‍‌‌‍‌ ‌‍‍‌‌‍ ‍​‍​‍​ ‍‍​‍​‍‌ ​ ‌‍​‌‌‍ ‍‌‍‍‌‌ ‌​‌ ‍‌​‍ ‍‌‍‍‌‌‍ ​‍​‍​‍ ​​‍​‍‌‍‍​‌ ​‍‌‍‌‌‌‍‌‍​‍​‍​ ‍‍​‍​‍​‍ ‌ ​ ‌ ‌​‌ ‌‌‌‍‌​‌‍‍‌‌‍ ​‍ ‌‍‍‌‌‍ ‍‌ ‌​‌‍‌‌‌‍ ‍‌ ‌​​‍ ‌‍‌‌‌‍‌​‌‍‍‌‌ ‌​​‍ ‌‍ ‌‌‍ ‌‍‌​‌‍‌‌​ ‌‌ ​​‌ ​‍‌‍‌‌‌ ​ ‌‍‌‌‌‍ ‍‌ ‌​‌‍​‌‌ ‌​‌‍‍‌‌‍ ‌‍ ‍​ ‍ ‌‍‍‌‌‍‌​​ ‌​ ‌‍‌‍‌​​ ‌ ‌‍​ ​ ​‍‌‍‌‍​ ‍‌​ ​‍​‍ ‌​ ‌‍​ ‌ ​ ​‌​ ‌‌​‍ ‌​ ‌​​ ​‌‌‍‌‌​ ​‍​‍ ‌​ ‍​​ ‌ ‌‍‌‌​ ‌‌​‍ ‌‌‍‌‍‌‍‌‌‌‍‌‍‌‍​‍​ ‍‌‌‍​‍​ ​​​ ‌ ‌‍‌‌‌‍​ ​ ‍​​ ‌‍​ ‍ ‌ ‌​‌ ‍‌‌ ​​‌‍‌‌​ ‌‌‍ ‍‌‍‌‌‌ ‌ ‌ ​ ​ ‍ ‌ ​​‌‍​‌‌ ‌​‌‍‍​​ ‌‌‍​ ‌‍ ‌‍ ‍‌ ‌​‌‍‌‌‌‍ ‍‌ ‌​​‍‌‌​ ‌‌‌​​‍‌‌ ‌‍‍ ‌‍‌‌‌ ‍‌​‍‌‌​ ​ ‌​‌​​‍‌‌​ ​ ‌​‌​​‍‌‌​ ​‍​ ​‍‌‍​ ​ ‌ ​ ‌​‌‍‌​‌‍​‍‌‍​‍‌‍​‍​ ‌‌‌‍‌​​ ​‍‌‍​‍​ ‌ ​‍‌‌​ ​‍​ ​‍​‍‌‌​ ‌‌‌​‌​​‍ ‍‌‍​ ‌‍‍​‌‍‍‌‌‍ ​‌‍‌​‌ ​‍‌‍‌‌‌‍ ‍​‍‌‌​ ‌‌‌​​‍‌‌ ‌‍‍ ‌‍‌‌‌ ‍‌​‍‌‌​ ​ ‌​‌​​‍‌‌​ ​ ‌​‌​​‍‌‌​ ​‍​ ​‍‌‍​‍​ ‌‌​ ​‍‌‍​ ​ ‍‌​ ‌​‌‍‌‍​ ​‌​ ‌​​ ​‍​ ​‍​ ​​​‍‌‌​ ​‍​ ​‍​‍‌‌​ ‌‌‌​‌​​‍ ‍‌ ‌​‌‍‌‌‌ ‍​‌ ‌​​ ‌‍​‍‌‍​‌‌ ​ ‌‍‌‌‌‌‌‌‌ ​‍‌‍ ​​ ‌​‍‌‌​ ​‍‌​‌‍‌ ​ ‌ ‌​‌ ‌‌‌‍‌​‌‍‍‌‌‍ ​‍‌‍‌‍‍‌‌‍‌​​ ‌​ ‌‍‌‍‌​​ ‌ ‌‍​ ​ ​‍‌‍‌‍​ ‍‌​ ​‍​‍ ‌​ ‌‍​ ‌ ​ ​‌​ ‌‌​‍ ‌​ ‌​​ ​‌‌‍‌‌​ ​‍​‍ ‌​ ‍​​ ‌ ‌‍‌‌​ ‌‌​‍ ‌‌‍‌‍‌‍‌‌‌‍‌‍‌‍​‍​ ‍‌‌‍​‍​ ​​​ ‌ ‌‍‌‌‌‍​ ​ ‍​​ ‌‍​‍‌‍‌ ‌​‌ ‍‌‌ ​​‌‍‌‌​ ‌‌‍ ‍‌‍‌‌‌ ‌ ‌ ​ ​‍‌‍‌ ​​‌‍​‌‌ ‌​‌‍‍​​ ‌‌‍​ ‌‍ ‌‍ ‍‌ ‌​‌‍‌‌‌‍ ‍‌ ‌​​‍‌‌​ ‌‌‌​​‍‌‌ ‌‍‍ ‌‍‌‌‌ ‍‌​‍‌‌​ ​ ‌​‌​​‍‌‌​ ​ ‌​‌​​‍‌‌​ ​‍​ ​‍‌‍​ ​ ‌ ​ ‌​‌‍‌​‌‍​‍‌‍​‍‌‍​‍​ ‌‌‌‍‌​​ ​‍‌‍​‍​ ‌ ​‍‌‌​ ​‍​ ​‍​‍‌‌​ ‌‌‌​‌​​‍ ‍‌‍​ ‌‍‍​‌‍‍‌‌‍ ​‌‍‌​‌ ​‍‌‍‌‌‌‍ ‍​‍‌‌​ ‌‌‌​​‍‌‌ ‌‍‍ ‌‍‌‌‌ ‍‌​‍‌‌​ ​ ‌​‌​​‍‌‌​ ​ ‌​‌​​‍‌‌​ ​‍​ ​‍‌‍​‍​ ‌‌​ ​‍‌‍​ ​ ‍‌​ ‌​‌‍‌‍​ ​‌​ ‌​​ ​‍​ ​‍​ ​​​‍‌‌​ ​‍​ ​‍​‍‌‌​ ‌‌‌​‌​​‍ ‍‌ ‌​‌‍‌‌‌ ‍​‌ ‌​​‍‌‍‌ ​​‌‍‌‌‌ ​‍‌ ​ ‌ ​​‌‍‌‌‌‍​ ‌ ‌​‌‍‍‌‌ ‌‍‌‍‌‌​ ‌‌ ​​‌ ‌‌‌‍​‍‌‍ ​‌‍‍‌‌ ​ ‌‍‍​‌‍‌‌‌‍‌​​‍​‍‌ ‌
If you are exploring options for your child’s education, experiencing
a school day firsthand can provide valuable insight.​​​​‌ ‍ ​‍​‍‌‍ ‌ ​‍‌‍‍‌‌‍‌ ‌‍‍‌‌‍ ‍​‍​‍​ ‍‍​‍​‍‌ ​ ‌‍​‌‌‍ ‍‌‍‍‌‌ ‌​‌ ‍‌​‍ ‍‌‍‍‌‌‍ ​‍​‍​‍ ​​‍​‍‌‍‍​‌ ​‍‌‍‌‌‌‍‌‍​‍​‍​ ‍‍​‍​‍​‍ ‌ ​ ‌ ‌​‌ ‌‌‌‍‌​‌‍‍‌‌‍ ​‍ ‌‍‍‌‌‍ ‍‌ ‌​‌‍‌‌‌‍ ‍‌ ‌​​‍ ‌‍‌‌‌‍‌​‌‍‍‌‌ ‌​​‍ ‌‍ ‌‌‍ ‌‍‌​‌‍‌‌​ ‌‌ ​​‌ ​‍‌‍‌‌‌ ​ ‌‍‌‌‌‍ ‍‌ ‌​‌‍​‌‌ ‌​‌‍‍‌‌‍ ‌‍ ‍​ ‍ ‌‍‍‌‌‍‌​​ ‌​ ‌‍‌‍‌​​ ‌ ‌‍​ ​ ​‍‌‍‌‍​ ‍‌​ ​‍​‍ ‌​ ‌‍​ ‌ ​ ​‌​ ‌‌​‍ ‌​ ‌​​ ​‌‌‍‌‌​ ​‍​‍ ‌​ ‍​​ ‌ ‌‍‌‌​ ‌‌​‍ ‌‌‍‌‍‌‍‌‌‌‍‌‍‌‍​‍​ ‍‌‌‍​‍​ ​​​ ‌ ‌‍‌‌‌‍​ ​ ‍​​ ‌‍​ ‍ ‌ ‌​‌ ‍‌‌ ​​‌‍‌‌​ ‌‌‍ ‍‌‍‌‌‌ ‌ ‌ ​ ​ ‍ ‌ ​​‌‍​‌‌ ‌​‌‍‍​​ ‌‌‍​ ‌‍ ‌‍ ‍‌ ‌​‌‍‌‌‌‍ ‍‌ ‌​​‍‌‌​ ‌‌‌​​‍‌‌ ‌‍‍ ‌‍‌‌‌ ‍‌​‍‌‌​ ​ ‌​‌​​‍‌‌​ ​ ‌​‌​​‍‌‌​ ​‍​ ​‍​ ‍‌‌‍‌​​ ​‍‌‍​ ‌‍‌‍‌‍‌‌‌‍​‍‌‍‌‍​ ​‌​ ​ ‌‍​‍‌‍​‌​‍‌‌​ ​‍​ ​‍​‍‌‌​ ‌‌‌​‌​​‍ ‍‌‍​ ‌‍‍​‌‍‍‌‌‍ ​‌‍‌​‌ ​‍‌‍‌‌‌‍ ‍​‍‌‌​ ‌‌‌​​‍‌‌ ‌‍‍ ‌‍‌‌‌ ‍‌​‍‌‌​ ​ ‌​‌​​‍‌‌​ ​ ‌​‌​​‍‌‌​ ​‍​ ​‍​ ​​​ ​​​ ‍‌‌‍‌‌​ ‍‌​ ‌‍​ ‌‌​ ‌‌​ ‌​​ ‌​​ ‌‌‌‍‌‍​‍‌‌​ ​‍​ ​‍​‍‌‌​ ‌‌‌​‌​​‍ ‍‌ ‌​‌‍‌‌‌ ‍​‌ ‌​​ ‌‍​‍‌‍​‌‌ ​ ‌‍‌‌‌‌‌‌‌ ​‍‌‍ ​​ ‌​‍‌‌​ ​‍‌​‌‍‌ ​ ‌ ‌​‌ ‌‌‌‍‌​‌‍‍‌‌‍ ​‍‌‍‌‍‍‌‌‍‌​​ ‌​ ‌‍‌‍‌​​ ‌ ‌‍​ ​ ​‍‌‍‌‍​ ‍‌​ ​‍​‍ ‌​ ‌‍​ ‌ ​ ​‌​ ‌‌​‍ ‌​ ‌​​ ​‌‌‍‌‌​ ​‍​‍ ‌​ ‍​​ ‌ ‌‍‌‌​ ‌‌​‍ ‌‌‍‌‍‌‍‌‌‌‍‌‍‌‍​‍​ ‍‌‌‍​‍​ ​​​ ‌ ‌‍‌‌‌‍​ ​ ‍​​ ‌‍​‍‌‍‌ ‌​‌ ‍‌‌ ​​‌‍‌‌​ ‌‌‍ ‍‌‍‌‌‌ ‌ ‌ ​ ​‍‌‍‌ ​​‌‍​‌‌ ‌​‌‍‍​​ ‌‌‍​ ‌‍ ‌‍ ‍‌ ‌​‌‍‌‌‌‍ ‍‌ ‌​​‍‌‌​ ‌‌‌​​‍‌‌ ‌‍‍ ‌‍‌‌‌ ‍‌​‍‌‌​ ​ ‌​‌​​‍‌‌​ ​ ‌​‌​​‍‌‌​ ​‍​ ​‍​ ‍‌‌‍‌​​ ​‍‌‍​ ‌‍‌‍‌‍‌‌‌‍​‍‌‍‌‍​ ​‌​ ​ ‌‍​‍‌‍​‌​‍‌‌​ ​‍​ ​‍​‍‌‌​ ‌‌‌​‌​​‍ ‍‌‍​ ‌‍‍​‌‍‍‌‌‍ ​‌‍‌​‌ ​‍‌‍‌‌‌‍ ‍​‍‌‌​ ‌‌‌​​‍‌‌ ‌‍‍ ‌‍‌‌‌ ‍‌​‍‌‌​ ​ ‌​‌​​‍‌‌​ ​ ‌​‌​​‍‌‌​ ​‍​ ​‍​ ​​​ ​​​ ‍‌‌‍‌‌​ ‍‌​ ‌‍​ ‌‌​ ‌‌​ ‌​​ ‌​​ ‌‌‌‍‌‍​‍‌‌​ ​‍​ ​‍​‍‌‌​ ‌‌‌​‌​​‍ ‍‌ ‌​‌‍‌‌‌ ‍​‌ ‌​​‍‌‍‌ ​​‌‍‌‌‌ ​‍‌ ​ ‌ ​​‌‍‌‌‌‍​ ‌ ‌​‌‍‍‌‌ ‌‍‌‍‌‌​ ‌‌ ​​‌ ‌‌‌‍​‍‌‍ ​‌‍‍‌‌ ​ ‌‍‍​‌‍‌‌‌‍‌​​‍​‍‌ ‌
At Invictus International School, students are guided through an
engaging, inquiry-driven curriculum that supports both academic
achievement and personal growth.​​​​‌ ‍ ​‍​‍‌‍ ‌ ​‍‌‍‍‌‌‍‌ ‌‍‍‌‌‍ ‍​‍​‍​ ‍‍​‍​‍‌ ​ ‌‍​‌‌‍ ‍‌‍‍‌‌ ‌​‌ ‍‌​‍ ‍‌‍‍‌‌‍ ​‍​‍​‍ ​​‍​‍‌‍‍​‌ ​‍‌‍‌‌‌‍‌‍​‍​‍​ ‍‍​‍​‍​‍ ‌ ​ ‌ ‌​‌ ‌‌‌‍‌​‌‍‍‌‌‍ ​‍ ‌‍‍‌‌‍ ‍‌ ‌​‌‍‌‌‌‍ ‍‌ ‌​​‍ ‌‍‌‌‌‍‌​‌‍‍‌‌ ‌​​‍ ‌‍ ‌‌‍ ‌‍‌​‌‍‌‌​ ‌‌ ​​‌ ​‍‌‍‌‌‌ ​ ‌‍‌‌‌‍ ‍‌ ‌​‌‍​‌‌ ‌​‌‍‍‌‌‍ ‌‍ ‍​ ‍ ‌‍‍‌‌‍‌​​ ‌​ ‌‍‌‍‌​​ ‌ ‌‍​ ​ ​‍‌‍‌‍​ ‍‌​ ​‍​‍ ‌​ ‌‍​ ‌ ​ ​‌​ ‌‌​‍ ‌​ ‌​​ ​‌‌‍‌‌​ ​‍​‍ ‌​ ‍​​ ‌ ‌‍‌‌​ ‌‌​‍ ‌‌‍‌‍‌‍‌‌‌‍‌‍‌‍​‍​ ‍‌‌‍​‍​ ​​​ ‌ ‌‍‌‌‌‍​ ​ ‍​​ ‌‍​ ‍ ‌ ‌​‌ ‍‌‌ ​​‌‍‌‌​ ‌‌‍ ‍‌‍‌‌‌ ‌ ‌ ​ ​ ‍ ‌ ​​‌‍​‌‌ ‌​‌‍‍​​ ‌‌‍​ ‌‍ ‌‍ ‍‌ ‌​‌‍‌‌‌‍ ‍‌ ‌​​‍‌‌​ ‌‌‌​​‍‌‌ ‌‍‍ ‌‍‌‌‌ ‍‌​‍‌‌​ ​ ‌​‌​​‍‌‌​ ​ ‌​‌​​‍‌‌​ ​‍​ ​‍​ ​​​ ‌​​ ‍‌​ ‌​​ ​‍‌‍​‍​ ‌ ​ ‌​​ ‌ ​ ‌​​ ‌‍​ ​ ​‍‌‌​ ​‍​ ​‍​‍‌‌​ ‌‌‌​‌​​‍ ‍‌‍​ ‌‍‍​‌‍‍‌‌‍ ​‌‍‌​‌ ​‍‌‍‌‌‌‍ ‍​‍‌‌​ ‌‌‌​​‍‌‌ ‌‍‍ ‌‍‌‌‌ ‍‌​‍‌‌​ ​ ‌​‌​​‍‌‌​ ​ ‌​‌​​‍‌‌​ ​‍​ ​‍‌‍‌​​ ​​​ ‍​​ ​‌‌‍‌​‌‍‌​‌‍​ ​ ​‍‌‍‌​​ ‌ ​ ‍‌​ ‌‌​‍‌‌​ ​‍​ ​‍​‍‌‌​ ‌‌‌​‌​​‍ ‍‌ ‌​‌‍‌‌‌ ‍​‌ ‌​​ ‌‍​‍‌‍​‌‌ ​ ‌‍‌‌‌‌‌‌‌ ​‍‌‍ ​​ ‌​‍‌‌​ ​‍‌​‌‍‌ ​ ‌ ‌​‌ ‌‌‌‍‌​‌‍‍‌‌‍ ​‍‌‍‌‍‍‌‌‍‌​​ ‌​ ‌‍‌‍‌​​ ‌ ‌‍​ ​ ​‍‌‍‌‍​ ‍‌​ ​‍​‍ ‌​ ‌‍​ ‌ ​ ​‌​ ‌‌​‍ ‌​ ‌​​ ​‌‌‍‌‌​ ​‍​‍ ‌​ ‍​​ ‌ ‌‍‌‌​ ‌‌​‍ ‌‌‍‌‍‌‍‌‌‌‍‌‍‌‍​‍​ ‍‌‌‍​‍​ ​​​ ‌ ‌‍‌‌‌‍​ ​ ‍​​ ‌‍​‍‌‍‌ ‌​‌ ‍‌‌ ​​‌‍‌‌​ ‌‌‍ ‍‌‍‌‌‌ ‌ ‌ ​ ​‍‌‍‌ ​​‌‍​‌‌ ‌​‌‍‍​​ ‌‌‍​ ‌‍ ‌‍ ‍‌ ‌​‌‍‌‌‌‍ ‍‌ ‌​​‍‌‌​ ‌‌‌​​‍‌‌ ‌‍‍ ‌‍‌‌‌ ‍‌​‍‌‌​ ​ ‌​‌​​‍‌‌​ ​ ‌​‌​​‍‌‌​ ​‍​ ​‍​ ​​​ ‌​​ ‍‌​ ‌​​ ​‍‌‍​‍​ ‌ ​ ‌​​ ‌ ​ ‌​​ ‌‍​ ​ ​‍‌‌​ ​‍​ ​‍​‍‌‌​ ‌‌‌​‌​​‍ ‍‌‍​ ‌‍‍​‌‍‍‌‌‍ ​‌‍‌​‌ ​‍‌‍‌‌‌‍ ‍​‍‌‌​ ‌‌‌​​‍‌‌ ‌‍‍ ‌‍‌‌‌ ‍‌​‍‌‌​ ​ ‌​‌​​‍‌‌​ ​ ‌​‌​​‍‌‌​ ​‍​ ​‍‌‍‌​​ ​​​ ‍​​ ​‌‌‍‌​‌‍‌​‌‍​ ​ ​‍‌‍‌​​ ‌ ​ ‍‌​ ‌‌​‍‌‌​ ​‍​ ​‍​‍‌‌​ ‌‌‌​‌​​‍ ‍‌ ‌​‌‍‌‌‌ ‍​‌ ‌​​‍‌‍‌ ​​‌‍‌‌‌ ​‍‌ ​ ‌ ​​‌‍‌‌‌‍​ ‌ ‌​‌‍‍‌‌ ‌‍‌‍‌‌​ ‌‌ ​​‌ ‌‌‌‍​‍‌‍ ​‌‍‍‌‌ ​ ‌‍‍​‌‍‌‌‌‍‌​​‍​‍‌ ‌
Curious to see it in action? ​​​​‌ ‍ ​‍​‍‌‍ ‌ ​‍‌‍‍‌‌‍‌ ‌‍‍‌‌‍ ‍​‍​‍​ ‍‍​‍​‍‌ ​ ‌‍​‌‌‍ ‍‌‍‍‌‌ ‌​‌ ‍‌​‍ ‍‌‍‍‌‌‍ ​‍​‍​‍ ​​‍​‍‌‍‍​‌ ​‍‌‍‌‌‌‍‌‍​‍​‍​ ‍‍​‍​‍​‍ ‌ ​ ‌ ‌​‌ ‌‌‌‍‌​‌‍‍‌‌‍ ​‍ ‌‍‍‌‌‍ ‍‌ ‌​‌‍‌‌‌‍ ‍‌ ‌​​‍ ‌‍‌‌‌‍‌​‌‍‍‌‌ ‌​​‍ ‌‍ ‌‌‍ ‌‍‌​‌‍‌‌​ ‌‌ ​​‌ ​‍‌‍‌‌‌ ​ ‌‍‌‌‌‍ ‍‌ ‌​‌‍​‌‌ ‌​‌‍‍‌‌‍ ‌‍ ‍​ ‍ ‌‍‍‌‌‍‌​​ ‌​ ‌‍‌‍‌​​ ‌ ‌‍​ ​ ​‍‌‍‌‍​ ‍‌​ ​‍​‍ ‌​ ‌‍​ ‌ ​ ​‌​ ‌‌​‍ ‌​ ‌​​ ​‌‌‍‌‌​ ​‍​‍ ‌​ ‍​​ ‌ ‌‍‌‌​ ‌‌​‍ ‌‌‍‌‍‌‍‌‌‌‍‌‍‌‍​‍​ ‍‌‌‍​‍​ ​​​ ‌ ‌‍‌‌‌‍​ ​ ‍​​ ‌‍​ ‍ ‌ ‌​‌ ‍‌‌ ​​‌‍‌‌​ ‌‌‍ ‍‌‍‌‌‌ ‌ ‌ ​ ​ ‍ ‌ ​​‌‍​‌‌ ‌​‌‍‍​​ ‌‌‍​ ‌‍ ‌‍ ‍‌ ‌​‌‍‌‌‌‍ ‍‌ ‌​​‍‌‌​ ‌‌‌​​‍‌‌ ‌‍‍ ‌‍‌‌‌ ‍‌​‍‌‌​ ​ ‌​‌​​‍‌‌​ ​ ‌​‌​​‍‌‌​ ​‍​ ​‍​ ‍‌‌‍‌‍‌‍​‌​ ​‍​ ‌ ​ ​ ​ ‍‌‌‍​ ​ ‌‍​ ​​‌‍​ ​ ‍​​‍‌‌​ ​‍​ ​‍​‍‌‌​ ‌‌‌​‌​​‍ ‍‌‍​ ‌‍‍​‌‍‍‌‌‍ ​‌‍‌​‌ ​‍‌‍‌‌‌‍ ‍​‍‌‌​ ‌‌‌​​‍‌‌ ‌‍‍ ‌‍‌‌‌ ‍‌​‍‌‌​ ​ ‌​‌​​‍‌‌​ ​ ‌​‌​​‍‌‌​ ​‍​ ​‍​ ‍‌‌‍‌​‌‍​‍​ ​‌​ ‌‌‌‍​ ​ ‍‌​ ‌ ​ ‌‌​ ‌​​ ‌​​ ​ ​‍‌‌​ ​‍​ ​‍​‍‌‌​ ‌‌‌​‌​​‍ ‍‌ ‌​‌‍‌‌‌ ‍​‌ ‌​​ ‌‍​‍‌‍​‌‌ ​ ‌‍‌‌‌‌‌‌‌ ​‍‌‍ ​​ ‌​‍‌‌​ ​‍‌​‌‍‌ ​ ‌ ‌​‌ ‌‌‌‍‌​‌‍‍‌‌‍ ​‍‌‍‌‍‍‌‌‍‌​​ ‌​ ‌‍‌‍‌​​ ‌ ‌‍​ ​ ​‍‌‍‌‍​ ‍‌​ ​‍​‍ ‌​ ‌‍​ ‌ ​ ​‌​ ‌‌​‍ ‌​ ‌​​ ​‌‌‍‌‌​ ​‍​‍ ‌​ ‍​​ ‌ ‌‍‌‌​ ‌‌​‍ ‌‌‍‌‍‌‍‌‌‌‍‌‍‌‍​‍​ ‍‌‌‍​‍​ ​​​ ‌ ‌‍‌‌‌‍​ ​ ‍​​ ‌‍​‍‌‍‌ ‌​‌ ‍‌‌ ​​‌‍‌‌​ ‌‌‍ ‍‌‍‌‌‌ ‌ ‌ ​ ​‍‌‍‌ ​​‌‍​‌‌ ‌​‌‍‍​​ ‌‌‍​ ‌‍ ‌‍ ‍‌ ‌​‌‍‌‌‌‍ ‍‌ ‌​​‍‌‌​ ‌‌‌​​‍‌‌ ‌‍‍ ‌‍‌‌‌ ‍‌​‍‌‌​ ​ ‌​‌​​‍‌‌​ ​ ‌​‌​​‍‌‌​ ​‍​ ​‍​ ‍‌‌‍‌‍‌‍​‌​ ​‍​ ‌ ​ ​ ​ ‍‌‌‍​ ​ ‌‍​ ​​‌‍​ ​ ‍​​‍‌‌​ ​‍​ ​‍​‍‌‌​ ‌‌‌​‌​​‍ ‍‌‍​ ‌‍‍​‌‍‍‌‌‍ ​‌‍‌​‌ ​‍‌‍‌‌‌‍ ‍​‍‌‌​ ‌‌‌​​‍‌‌ ‌‍‍ ‌‍‌‌‌ ‍‌​‍‌‌​ ​ ‌​‌​​‍‌‌​ ​ ‌​‌​​‍‌‌​ ​‍​ ​‍​ ‍‌‌‍‌​‌‍​‍​ ​‌​ ‌‌‌‍​ ​ ‍‌​ ‌ ​ ‌‌​ ‌​​ ‌​​ ​ ​‍‌‌​ ​‍​ ​‍​‍‌‌​ ‌‌‌​‌​​‍ ‍‌ ‌​‌‍‌‌‌ ‍​‌ ‌​​‍‌‍‌ ​​‌‍‌‌‌ ​‍‌ ​ ‌ ​​‌‍‌‌‌‍​ ‌ ‌​‌‍‍‌‌ ‌‍‌‍‌‌​ ‌‌ ​​‌ ‌‌‌‍​‍‌‍ ​‌‍‍‌‌ ​ ‌‍‍​‌‍‌‌‌‍‌​​‍​‍‌ ‌ Book a tour​​​​‌ ‍ ​‍​‍‌‍ ‌ ​‍‌‍‍‌‌‍‌ ‌‍‍‌‌‍ ‍​‍​‍​ ‍‍​‍​‍‌ ​ ‌‍​‌‌‍ ‍‌‍‍‌‌ ‌​‌ ‍‌​‍ ‍‌‍‍‌‌‍ ​‍​‍​‍ ​​‍​‍‌‍‍​‌ ​‍‌‍‌‌‌‍‌‍​‍​‍​ ‍‍​‍​‍​‍ ‌ ​ ‌ ‌​‌ ‌‌‌‍‌​‌‍‍‌‌‍ ​‍ ‌‍‍‌‌‍ ‍‌ ‌​‌‍‌‌‌‍ ‍‌ ‌​​‍ ‌‍‌‌‌‍‌​‌‍‍‌‌ ‌​​‍ ‌‍ ‌‌‍ ‌‍‌​‌‍‌‌​ ‌‌ ​​‌ ​‍‌‍‌‌‌ ​ ‌‍‌‌‌‍ ‍‌ ‌​‌‍​‌‌ ‌​‌‍‍‌‌‍ ‌‍ ‍​ ‍ ‌‍‍‌‌‍‌​​ ‌​ ‌‍‌‍‌​​ ‌ ‌‍​ ​ ​‍‌‍‌‍​ ‍‌​ ​‍​‍ ‌​ ‌‍​ ‌ ​ ​‌​ ‌‌​‍ ‌​ ‌​​ ​‌‌‍‌‌​ ​‍​‍ ‌​ ‍​​ ‌ ‌‍‌‌​ ‌‌​‍ ‌‌‍‌‍‌‍‌‌‌‍‌‍‌‍​‍​ ‍‌‌‍​‍​ ​​​ ‌ ‌‍‌‌‌‍​ ​ ‍​​ ‌‍​ ‍ ‌ ‌​‌ ‍‌‌ ​​‌‍‌‌​ ‌‌‍ ‍‌‍‌‌‌ ‌ ‌ ​ ​ ‍ ‌ ​​‌‍​‌‌ ‌​‌‍‍​​ ‌‌‍​ ‌‍ ‌‍ ‍‌ ‌​‌‍‌‌‌‍ ‍‌ ‌​​‍‌‌​ ‌‌‌​​‍‌‌ ‌‍‍ ‌‍‌‌‌ ‍‌​‍‌‌​ ​ ‌​‌​​‍‌‌​ ​ ‌​‌​​‍‌‌​ ​‍​ ​‍​ ‍‌‌‍‌‍‌‍​‌​ ​‍​ ‌ ​ ​ ​ ‍‌‌‍​ ​ ‌‍​ ​​‌‍​ ​ ‍​​‍‌‌​ ​‍​ ​‍​‍‌‌​ ‌‌‌​‌​​‍ ‍‌‍​ ‌‍‍​‌‍‍‌‌‍ ​‌‍‌​‌ ​‍‌‍‌‌‌‍ ‍​‍‌‌​ ‌‌‌​​‍‌‌ ‌‍‍ ‌‍‌‌‌ ‍‌​‍‌‌​ ​ ‌​‌​​‍‌‌​ ​ ‌​‌​​‍‌‌​ ​‍​ ​‍​ ‌​‌‍​ ‌‍‌‌​ ‌‍‌‍​‌‌‍​ ​ ​‍​ ‌‌​ ‌‌‌‍​ ‌‍​‍​ ‍‌​‍‌‌​ ​‍​ ​‍​‍‌‌​ ‌‌‌​‌​​‍ ‍‌ ‌​‌‍‌‌‌ ‍​‌ ‌​​ ‌‍​‍‌‍​‌‌ ​ ‌‍‌‌‌‌‌‌‌ ​‍‌‍ ​​ ‌​‍‌‌​ ​‍‌​‌‍‌ ​ ‌ ‌​‌ ‌‌‌‍‌​‌‍‍‌‌‍ ​‍‌‍‌‍‍‌‌‍‌​​ ‌​ ‌‍‌‍‌​​ ‌ ‌‍​ ​ ​‍‌‍‌‍​ ‍‌​ ​‍​‍ ‌​ ‌‍​ ‌ ​ ​‌​ ‌‌​‍ ‌​ ‌​​ ​‌‌‍‌‌​ ​‍​‍ ‌​ ‍​​ ‌ ‌‍‌‌​ ‌‌​‍ ‌‌‍‌‍‌‍‌‌‌‍‌‍‌‍​‍​ ‍‌‌‍​‍​ ​​​ ‌ ‌‍‌‌‌‍​ ​ ‍​​ ‌‍​‍‌‍‌ ‌​‌ ‍‌‌ ​​‌‍‌‌​ ‌‌‍ ‍‌‍‌‌‌ ‌ ‌ ​ ​‍‌‍‌ ​​‌‍​‌‌ ‌​‌‍‍​​ ‌‌‍​ ‌‍ ‌‍ ‍‌ ‌​‌‍‌‌‌‍ ‍‌ ‌​​‍‌‌​ ‌‌‌​​‍‌‌ ‌‍‍ ‌‍‌‌‌ ‍‌​‍‌‌​ ​ ‌​‌​​‍‌‌​ ​ ‌​‌​​‍‌‌​ ​‍​ ​‍​ ‍‌‌‍‌‍‌‍​‌​ ​‍​ ‌ ​ ​ ​ ‍‌‌‍​ ​ ‌‍​ ​​‌‍​ ​ ‍​​‍‌‌​ ​‍​ ​‍​‍‌‌​ ‌‌‌​‌​​‍ ‍‌‍​ ‌‍‍​‌‍‍‌‌‍ ​‌‍‌​‌ ​‍‌‍‌‌‌‍ ‍​‍‌‌​ ‌‌‌​​‍‌‌ ‌‍‍ ‌‍‌‌‌ ‍‌​‍‌‌​ ​ ‌​‌​​‍‌‌​ ​ ‌​‌​​‍‌‌​ ​‍​ ​‍​ ‌​‌‍​ ‌‍‌‌​ ‌‍‌‍​‌‌‍​ ​ ​‍​ ‌‌​ ‌‌‌‍​ ‌‍​‍​ ‍‌​‍‌‌​ ​‍​ ​‍​‍‌‌​ ‌‌‌​‌​​‍ ‍‌ ‌​‌‍‌‌‌ ‍​‌ ‌​​‍‌‍‌ ​​‌‍‌‌‌ ​‍‌ ​ ‌ ​​‌‍‌‌‌‍​ ‌ ‌​‌‍‍‌‌ ‌‍‌‍‌‌​ ‌‌ ​​‌ ‌‌‌‍​‍‌‍ ​‌‍‍‌‌ ​ ‌‍‍​‌‍‌‌‌‍‌​​‍​‍‌ ‌today and discover how a
thoughtfully designed school day can inspire your child to learn,
explore, and thrive.​​​​‌ ‍ ​‍​‍‌‍ ‌ ​‍‌‍‍‌‌‍‌ ‌‍‍‌‌‍ ‍​‍​‍​ ‍‍​‍​‍‌ ​ ‌‍​‌‌‍ ‍‌‍‍‌‌ ‌​‌ ‍‌​‍ ‍‌‍‍‌‌‍ ​‍​‍​‍ ​​‍​‍‌‍‍​‌ ​‍‌‍‌‌‌‍‌‍​‍​‍​ ‍‍​‍​‍​‍ ‌ ​ ‌ ‌​‌ ‌‌‌‍‌​‌‍‍‌‌‍ ​‍ ‌‍‍‌‌‍ ‍‌ ‌​‌‍‌‌‌‍ ‍‌ ‌​​‍ ‌‍‌‌‌‍‌​‌‍‍‌‌ ‌​​‍ ‌‍ ‌‌‍ ‌‍‌​‌‍‌‌​ ‌‌ ​​‌ ​‍‌‍‌‌‌ ​ ‌‍‌‌‌‍ ‍‌ ‌​‌‍​‌‌ ‌​‌‍‍‌‌‍ ‌‍ ‍​ ‍ ‌‍‍‌‌‍‌​​ ‌​ ‌‍‌‍‌​​ ‌ ‌‍​ ​ ​‍‌‍‌‍​ ‍‌​ ​‍​‍ ‌​ ‌‍​ ‌ ​ ​‌​ ‌‌​‍ ‌​ ‌​​ ​‌‌‍‌‌​ ​‍​‍ ‌​ ‍​​ ‌ ‌‍‌‌​ ‌‌​‍ ‌‌‍‌‍‌‍‌‌‌‍‌‍‌‍​‍​ ‍‌‌‍​‍​ ​​​ ‌ ‌‍‌‌‌‍​ ​ ‍​​ ‌‍​ ‍ ‌ ‌​‌ ‍‌‌ ​​‌‍‌‌​ ‌‌‍ ‍‌‍‌‌‌ ‌ ‌ ​ ​ ‍ ‌ ​​‌‍​‌‌ ‌​‌‍‍​​ ‌‌‍​ ‌‍ ‌‍ ‍‌ ‌​‌‍‌‌‌‍ ‍‌ ‌​​‍‌‌​ ‌‌‌​​‍‌‌ ‌‍‍ ‌‍‌‌‌ ‍‌​‍‌‌​ ​ ‌​‌​​‍‌‌​ ​ ‌​‌​​‍‌‌​ ​‍​ ​‍​ ‍‌‌‍‌‍‌‍​‌​ ​‍​ ‌ ​ ​ ​ ‍‌‌‍​ ​ ‌‍​ ​​‌‍​ ​ ‍​​‍‌‌​ ​‍​ ​‍​‍‌‌​ ‌‌‌​‌​​‍ ‍‌‍​ ‌‍‍​‌‍‍‌‌‍ ​‌‍‌​‌ ​‍‌‍‌‌‌‍ ‍​‍‌‌​ ‌‌‌​​‍‌‌ ‌‍‍ ‌‍‌‌‌ ‍‌​‍‌‌​ ​ ‌​‌​​‍‌‌​ ​ ‌​‌​​‍‌‌​ ​‍​ ​‍‌‍​ ‌‍​ ‌‍‌‍‌‍‌‌‌‍‌‌​ ​ ​ ‍‌​ ‌ ​ ‌‌​ ‍​‌‍‌​‌‍​ ​‍‌‌​ ​‍​ ​‍​‍‌‌​ ‌‌‌​‌​​‍ ‍‌ ‌​‌‍‌‌‌ ‍​‌ ‌​​ ‌‍​‍‌‍​‌‌ ​ ‌‍‌‌‌‌‌‌‌ ​‍‌‍ ​​ ‌​‍‌‌​ ​‍‌​‌‍‌ ​ ‌ ‌​‌ ‌‌‌‍‌​‌‍‍‌‌‍ ​‍‌‍‌‍‍‌‌‍‌​​ ‌​ ‌‍‌‍‌​​ ‌ ‌‍​ ​ ​‍‌‍‌‍​ ‍‌​ ​‍​‍ ‌​ ‌‍​ ‌ ​ ​‌​ ‌‌​‍ ‌​ ‌​​ ​‌‌‍‌‌​ ​‍​‍ ‌​ ‍​​ ‌ ‌‍‌‌​ ‌‌​‍ ‌‌‍‌‍‌‍‌‌‌‍‌‍‌‍​‍​ ‍‌‌‍​‍​ ​​​ ‌ ‌‍‌‌‌‍​ ​ ‍​​ ‌‍​‍‌‍‌ ‌​‌ ‍‌‌ ​​‌‍‌‌​ ‌‌‍ ‍‌‍‌‌‌ ‌ ‌ ​ ​‍‌‍‌ ​​‌‍​‌‌ ‌​‌‍‍​​ ‌‌‍​ ‌‍ ‌‍ ‍‌ ‌​‌‍‌‌‌‍ ‍‌ ‌​​‍‌‌​ ‌‌‌​​‍‌‌ ‌‍‍ ‌‍‌‌‌ ‍‌​‍‌‌​ ​ ‌​‌​​‍‌‌​ ​ ‌​‌​​‍‌‌​ ​‍​ ​‍​ ‍‌‌‍‌‍‌‍​‌​ ​‍​ ‌ ​ ​ ​ ‍‌‌‍​ ​ ‌‍​ ​​‌‍​ ​ ‍​​‍‌‌​ ​‍​ ​‍​‍‌‌​ ‌‌‌​‌​​‍ ‍‌‍​ ‌‍‍​‌‍‍‌‌‍ ​‌‍‌​‌ ​‍‌‍‌‌‌‍ ‍​‍‌‌​ ‌‌‌​​‍‌‌ ‌‍‍ ‌‍‌‌‌ ‍‌​‍‌‌​ ​ ‌​‌​​‍‌‌​ ​ ‌​‌​​‍‌‌​ ​‍​ ​‍‌‍​ ‌‍​ ‌‍‌‍‌‍‌‌‌‍‌‌​ ​ ​ ‍‌​ ‌ ​ ‌‌​ ‍​‌‍‌​‌‍​ ​‍‌‌​ ​‍​ ​‍​‍‌‌​ ‌‌‌​‌​​‍ ‍‌ ‌​‌‍‌‌‌ ‍​‌ ‌​​‍‌‍‌ ​​‌‍‌‌‌ ​‍‌ ​ ‌ ​​‌‍‌‌‌‍​ ‌ ‌​‌‍‍‌‌ ‌‍‌‍‌‌​ ‌‌ ​​‌ ‌‌‌‍​‍‌‍ ​‌‍‍‌‌ ​ ‌‍‍​‌‍‌‌‌‍‌​​‍​‍‌ ‌
An Institution by Sing-Ed Corporation.
© 2025 Invictus International School. All Rights Reserved.
CountriesSingaporeMalaysiaHong KongThailandCambodia
Quick LinksOur StoryCurriculaNewsCareersContact Us
Terms and ConditionsData Protection Notice